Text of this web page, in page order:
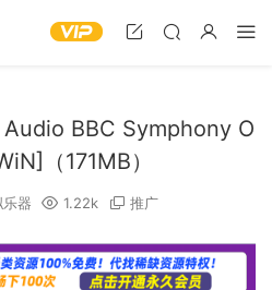
BBC Symphony O
（171MB）
乐器 1.22k 推广